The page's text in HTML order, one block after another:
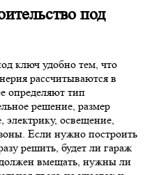
под
ключ удобно тем, что
рассчитываются в
определяют тип
решение, размер
электрику, освещение,
Если нужно построить
решить, будет ли гараж
вмещать, нужны ли